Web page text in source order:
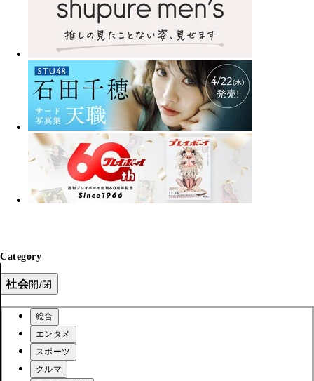
Category
社会開/閉
総合
エンタメ
スポーツ
クルマ